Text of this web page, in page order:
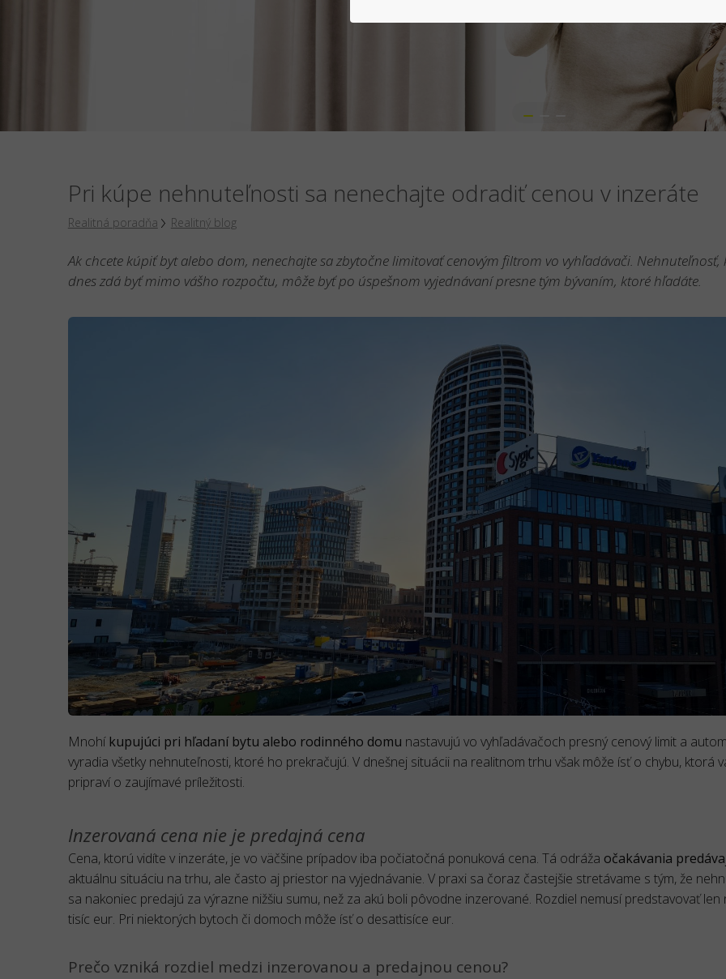
Pri kúpe nehnuteľnosti sa nenechajte odradiť cenou v inzeráte
Realitná poradňa Realitný blog
Ak chcete kúpiť byt alebo dom, nenechajte sa zbytočne limitovať cenovým filtrom vo vyhľadávači. Nehnuteľnosť,
dnes zdá byť mimo vášho rozpočtu, môže byť po úspešnom vyjednávaní presne tým bývaním, ktoré hľadáte.
Mnohí kupujúci pri hľadaní bytu alebo rodinného domu nastavujú vo vyhľadávačoch presný cenový limit a
vyradia všetky nehnuteľnosti, ktoré ho prekračujú. V dnešnej situácii na realitnom trhu však môže ísť o chybu, ktorá
pripraví o zaujímavé príležitosti.
Inzerovaná cena nie je predajná cena
Cena, ktorú vidíte v inzeráte, je vo väčšine prípadov iba počiatočná ponuková cena. Tá odráža očakávania
aktuálnu situáciu na trhu, ale často aj priestor na vyjednávanie. V praxi sa čoraz častejšie stretávame s tým, že
sa nakoniec predajú za výrazne nižšiu sumu, než za akú boli pôvodne inzerované. Rozdiel nemusí predstavovať len
tisíc eur. Pri niektorých bytoch či domoch môže ísť o desaťtisíce eur.
Prečo vzniká rozdiel medzi inzerovanou a predajnou cenou?